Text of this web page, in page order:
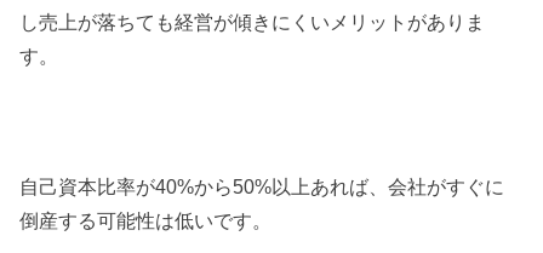
し売上が落ちても経営が傾きにくいメリットがありま
す。
自己資本比率が40%から50%以上あれば、会社がすぐに
倒産する可能性は低いです。